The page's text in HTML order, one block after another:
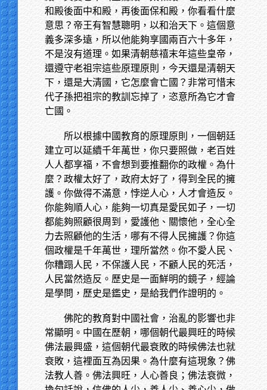
和殿後面中和殿，再後面保和殿，你看看什麼
意思？帝王有智慧聰明，以和治天下。這個意
義多深多遠，所以他能夠享國兩百六十多年，
不是沒有道理。如果清朝慈禧末年這些皇帝，
還遵守老祖宗這些原理原則，今天還是清朝天
下，還是大清國，它怎麼會亡國？非常可惜末
代子孫把祖宗的教訓忘掉了，恣意所為它才會
亡國。
所以根據中國教育的原理原則，一個朝廷
建立可以延續千年萬世，你只要照做，老百姓
人人都享福，不會想到要推翻你的政權。為什
麼？政權太好了，政府太好了，得到全民的擁
護。你做得不滿意，悖逆人心，人才會造反。
你能夠順人心，能夠一切真是愛民如子，一切
都能夠照顧很周到，愛護他、關懷他，全心全
力去照顧他的生活，哪有不得人民擁護？你這
個政權是千年萬世，理所當然。你不愛人民、
你糟蹋人民，不保護人民，不顧人民的死活，
人民當然造反。歷史是一面鮮明的鏡子，經論
是學問，歷史是鑑史，是給我們作證明的。
佛陀的教育對中國社會，治亂的影響也非
常顯明。中國在歷朝，哪個朝代最興旺的時候
佛法最興盛，這個朝代最衰敗的時候佛法也就
衰敗，這裡面互為因果。為什麼有這現象？佛
法教人善。佛法興旺，人心善良；佛法衰微，